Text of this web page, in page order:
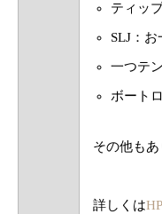
ティッ
SLJ：お
一つテ
ボート
その他もあ
詳しくは